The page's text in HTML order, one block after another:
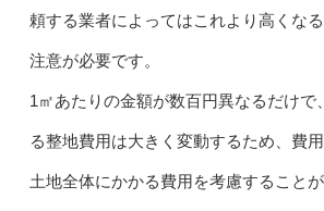
頼する業者によってはこれより高くな
注意が必要です。
1㎡あたりの金額が数百円異なるだけで
る整地費用は大きく変動するため、費
土地全体にかかる費用を考慮することが